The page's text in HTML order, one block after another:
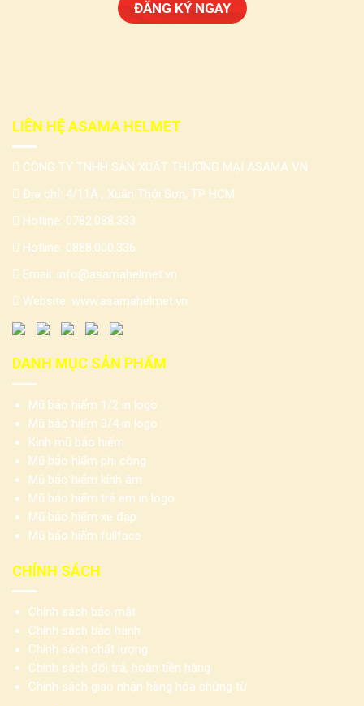
LIÊN HỆ ASAMA HELMET
CÔNG TY TNHH SẢN XUẤT THƯƠNG MẠI ASAMA VN
Địa chỉ: 4/11A , Xuân Thới Sơn, TP HCM
Hotline: 0782.088.333
Hotline: 0888.000.336
Email: info@asamahelmet.vn
Website: www.asamahelmet.vn
DANH MỤC SẢN PHẨM
Mũ bảo hiểm 1/2 in logo
Mũ bảo hiểm 3/4 in logo
Kính mũ bảo hiểm
Mũ bảo hiểm phi công
Mũ bảo hiểm kính âm
Mũ bảo hiểm trẻ em in logo
Mũ bảo hiểm xe đạp
Mũ bảo hiểm fullface
CHÍNH SÁCH
Chính sách bảo mật
Chính sách bảo hành
Chính sách chất lượng
Chính sách đổi trả, hoàn tiền hàng
Chính sách giao nhận hàng hóa chứng từ